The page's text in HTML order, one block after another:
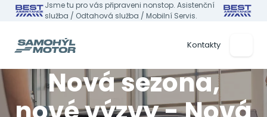
Jsme tu pro vás připraveni nonstop. Asistenční
služba / Odtahová služba / Mobilní Servis.
Kontakty
Nová sezona,